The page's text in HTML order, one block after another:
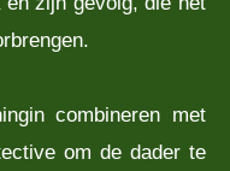
combineren met
om de dader te